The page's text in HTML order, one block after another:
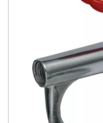
Deutsch
English